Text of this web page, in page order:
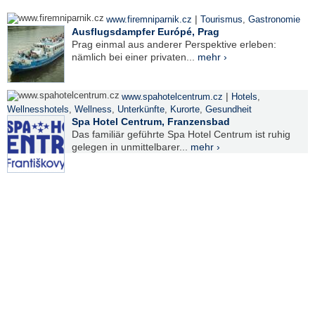
www.firemniparnik.cz | Tourismus, Gastronomie
Ausflugsdampfer Európé, Prag
Prag einmal aus anderer Perspektive erleben:
nämlich bei einer privaten... mehr ›
www.spahotelcentrum.cz | Hotels,
Wellnesshotels, Wellness, Unterkünfte, Kurorte, Gesundheit
Spa Hotel Centrum, Franzensbad
Das familiär geführte Spa Hotel Centrum ist ruhig
gelegen in unmittelbarer... mehr ›